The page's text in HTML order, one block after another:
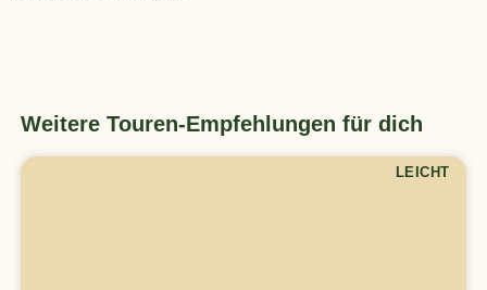
Weitere Touren-Empfehlungen für dich
LEICHT